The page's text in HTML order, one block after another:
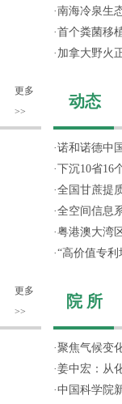
更多
>>
更多
>>
·南海冷泉生
·首个粪菌移
· 加拿大野火
动态
·诺和诺德中
·下沉10省16
·全国甘蔗提
·全空间信息
·粤港澳大湾
·“高价值专
院 所
·聚焦气候变
·姜中宏：从
·中国科学院